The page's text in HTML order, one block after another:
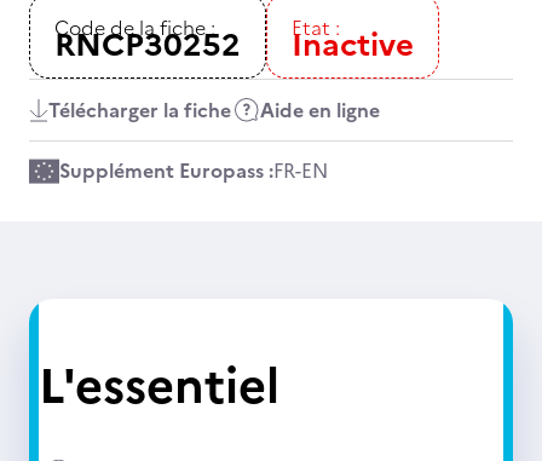
Code de la fiche :
RNCP30252 Etat :
Inactive
Télécharger la fiche Aide en ligne
Supplément Europass :FR-EN
L'essentiel